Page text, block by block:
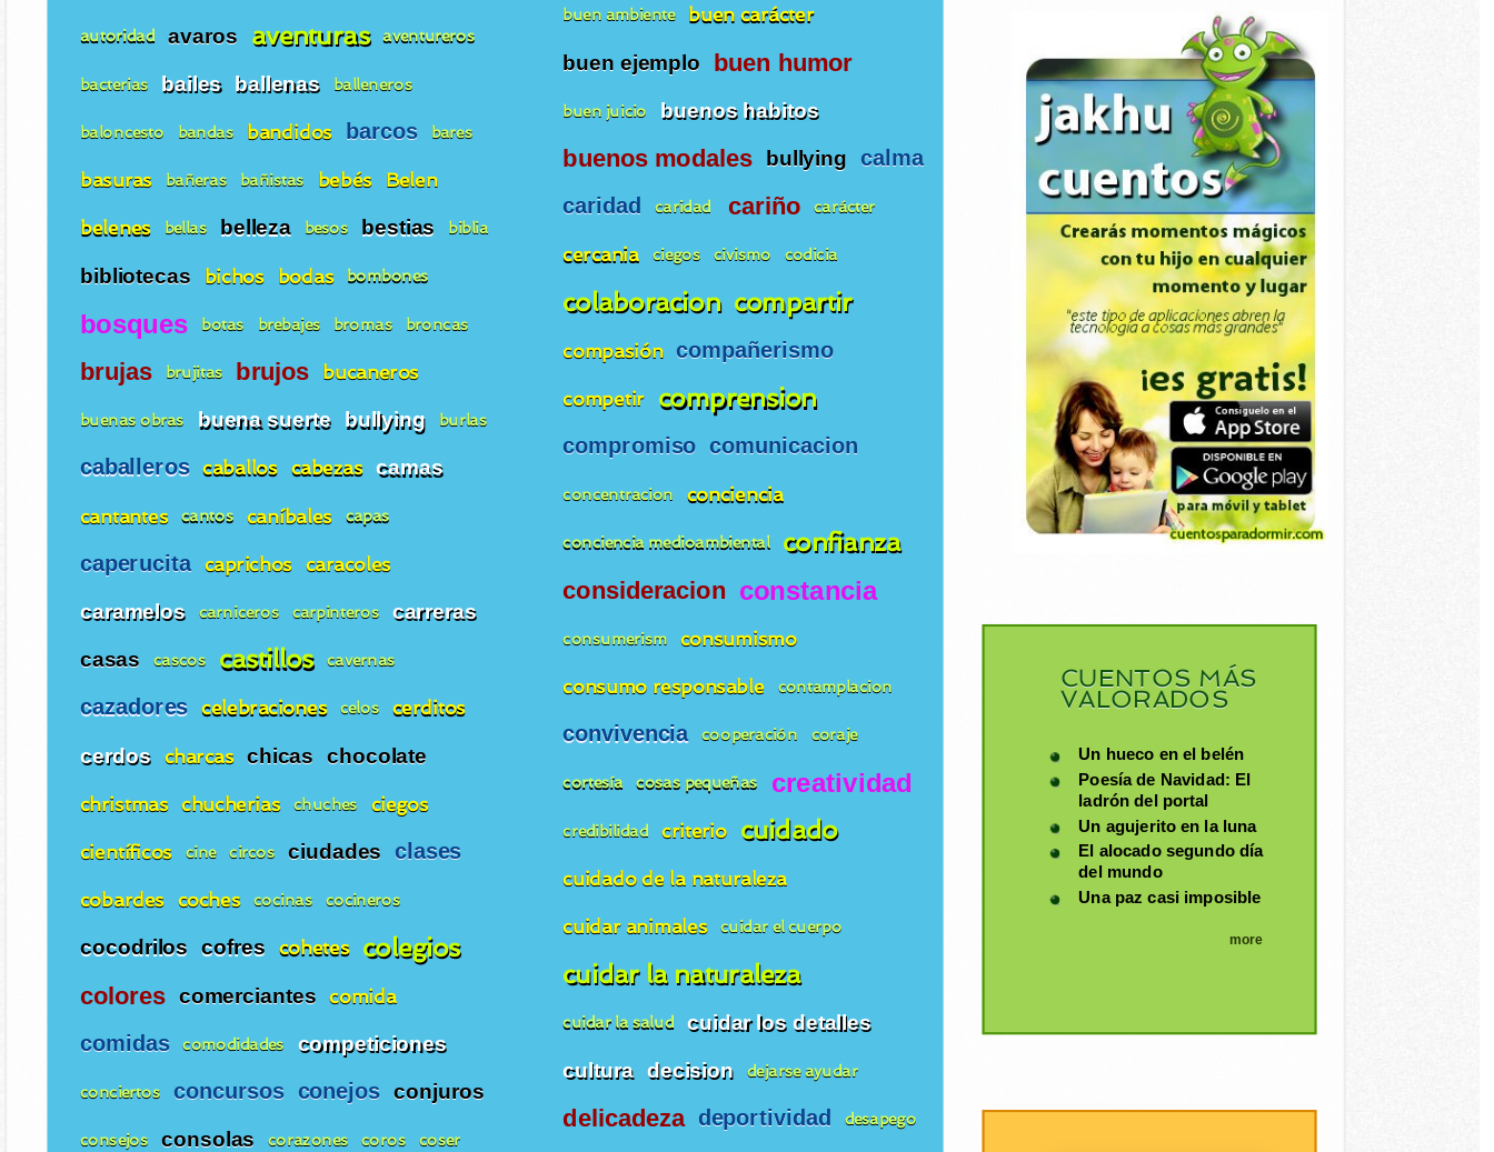
buen ambiente buen carácter
buen ejemplo buen humor
buen juicio buenos habitos
buenos modales bullying calma
caridad caridad cariño carácter
cercania ciegos civismo codicia
colaboracion compartir
compasión compañerismo
competir comprension
compromiso comunicacion
concentracion conciencia
conciencia medioambiental confianza
consideracion constancia
consumerism consumismo
consumo responsable contamplacion
convivencia cooperación coraje
cortesía cosas pequeñas creatividad
credibilidad criterio cuidado
cuidado de la naturaleza
cuidar animales cuidar el cuerpo
cuidar la naturaleza
cuidar la salud cuidar los detalles
cultura decision dejarse ayudar
delicadeza deportividad desapego
autoridad avaros aventuras aventureros
bacterias bailes ballenas balleneros
baloncesto bandas bandidos barcos bares
basuras bañeras bañistas bebés Belen
belenes bellas belleza besos bestias biblia
bibliotecas bichos bodas bombones
bosques botas brebajes bromas broncas
brujas brujitas brujos bucaneros
buenas obras buena suerte bullying burlas
caballeros caballos cabezas camas
cantantes cantos caníbales capas
caperucita caprichos caracoles
caramelos carniceros carpinteros carreras
casas cascos castillos cavernas
cazadores celebraciones celos cerditos
cerdos charcas chicas chocolate
christmas chucherias chuches ciegos
científicos cine circos ciudades clases
cobardes coches cocinas cocineros
cocodrilos cofres cohetes colegios
colores comerciantes comida
comidas comodidades competiciones
conciertos concursos conejos conjuros
consejos consolas corazones coros coser
CUENTOS MÁS
VALORADOS
Un hueco en el belén
Poesía de Navidad: El
ladrón del portal
Un agujerito en la luna
El alocado segundo día
del mundo
Una paz casi imposible
more